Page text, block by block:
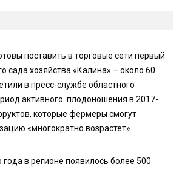
поставить в торговые сети первый
сада хозяйства «Калина» – около 60
в пресс-службе областного
активного плодоношения в 2017-
которые фермеры смогут
«многократно возрастет».
в регионе появилось более 500